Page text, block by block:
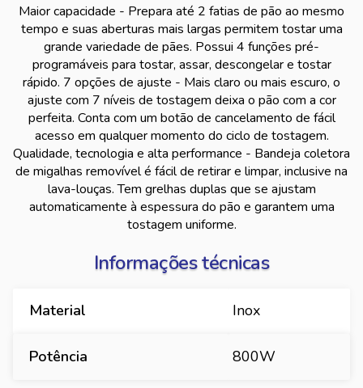
Maior capacidade - Prepara até 2 fatias de pão ao mesmo
tempo e suas aberturas mais largas permitem tostar uma
grande variedade de pães. Possui 4 funções pré-
programáveis para tostar, assar, descongelar e tostar
rápido. 7 opções de ajuste - Mais claro ou mais escuro, o
ajuste com 7 níveis de tostagem deixa o pão com a cor
perfeita. Conta com um botão de cancelamento de fácil
acesso em qualquer momento do ciclo de tostagem.
Qualidade, tecnologia e alta performance - Bandeja coletora
de migalhas removível é fácil de retirar e limpar, inclusive na
lava-louças. Tem grelhas duplas que se ajustam
automaticamente à espessura do pão e garantem uma
tostagem uniforme.
Informações técnicas
Material Inox
Potência 800W